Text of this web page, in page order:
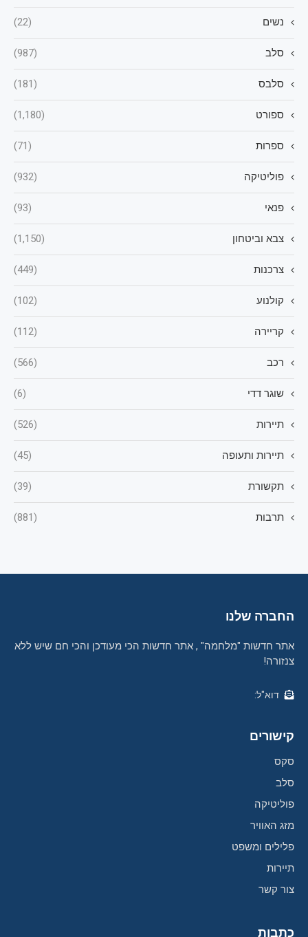
נשים (22)
סלב (987)
סלבס (181)
ספורט (1,180)
ספרות (71)
פוליטיקה (932)
פנאי (93)
צבא וביטחון (1,150)
צרכנות (449)
קולנוע (102)
קריירה (112)
רכב (566)
שוגר דדי (6)
תיירות (526)
תיירות ותעופה (45)
תקשורת (39)
תרבות (881)
החברה שלנו
אתר חדשות "מלחמה" , אתר חדשות הכי מעודכן והכי חם שיש ללא
צנזורה!
דוא"ל:
קישורים
סקס
סלב
פוליטיקה
מזג האוויר
פלילים ומשפט
תיירות
צור קשר
כתבות